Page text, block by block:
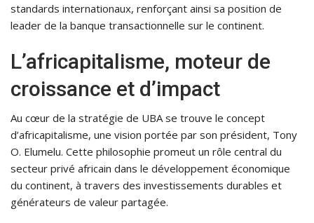
standards internationaux, renforçant ainsi sa position de
leader de la banque transactionnelle sur le continent.
L’africapitalisme, moteur de
croissance et d’impact
Au cœur de la stratégie de UBA se trouve le concept
d’africapitalisme, une vision portée par son président, Tony
O. Elumelu. Cette philosophie promeut un rôle central du
secteur privé africain dans le développement économique
du continent, à travers des investissements durables et
générateurs de valeur partagée.